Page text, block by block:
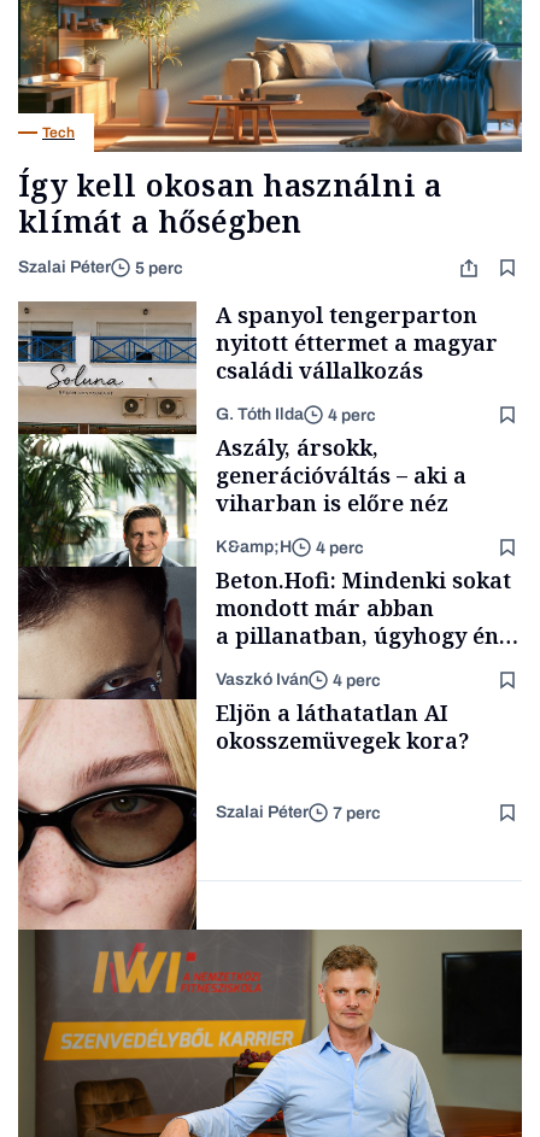
Tech
Így kell okosan használni a
klímát a hőségben
Szalai Péter 5 perc
Gasztró
A spanyol tengerparton
nyitott éttermet a magyar
családi vállalkozás
G. Tóth Ilda 4 perc
TÁMOGATÓI
TARTALOM
Aszály, ársokk,
generációváltás – aki a
viharban is előre néz
K&amp;H 4 perc
Forbes-sztori
Beton.Hofi: Mindenki sokat
mondott már abban
a pillanatban, úgyhogy én
a legsarkosabb
gondolataimat akartam
kimondani
Vaszkó Iván 4 perc
Eljön a láthatatlan AI
okosszemüvegek kora?
Szalai Péter 7 perc